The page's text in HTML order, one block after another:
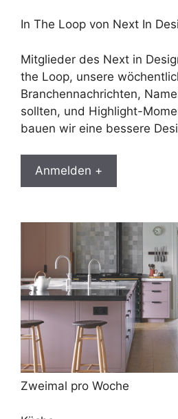
In The Loop von Next In
Mitglieder des Next in
the Loop, unsere
Branchennachrichten,
sollten, und Highlight-
bauen wir eine bessere
Anmelden +
Zweimal pro Woche